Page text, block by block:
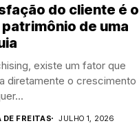
do cliente é o
de uma
existe um fator que
diretamente o crescimento
DE FREITAS JULHO 1, 2026